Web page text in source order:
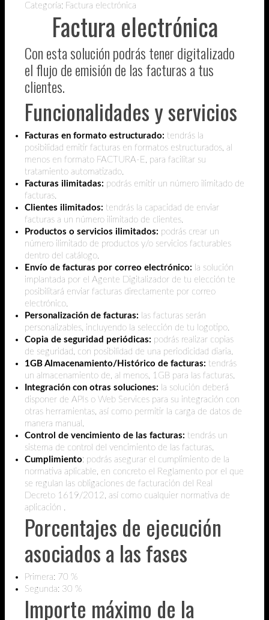
Categoría: Factura electrónica
Factura electrónica
Con esta solución podrás tener digitalizado
el flujo de emisión de las facturas a tus
clientes.
Funcionalidades y servicios
Facturas en formato estructurado: tendrás la
posibilidad emitir facturas en formatos estructurados, al
menos en formato FACTURA-E, para facilitar su
tratamiento automatizado.
Facturas ilimitadas: podrás emitir un número ilimitado de
facturas.
Clientes ilimitados: tendrás la capacidad de enviar
facturas a un número ilimitado de clientes.
Productos o servicios ilimitados: podrás crear un
número ilimitado de productos y/o servicios facturables
dentro del catálogo.
Envío de facturas por correo electrónico: la solución
implantada por el Agente Digitalizador de tu elección te
posibilitará enviar facturas directamente por correo
electrónico.
Personalización de facturas: las facturas serán
personalizables, incluyendo la selección de tu logotipo.
Copia de seguridad periódicas: podrás realizar copias
de seguridad, con posibilidad de una periodicidad diaria.
1GB Almacenamiento/Histórico de facturas: tendrás
un almacenamiento de, al menos, 1GB para las facturas.
Integración con otras soluciones: la solución deberá
disponer de APIs o Web Services para su integración con
otras herramientas, así como permitir la carga de datos de
manera manual.
Control de vencimiento de las facturas: tendrás un
sistema de control del vencimiento de las facturas.
Cumplimiento: podrás asegurar el cumplimiento de la
normativa aplicable, en concreto el Reglamento por el que
se regulan las obligaciones de facturación del Real
Decreto 1619/2012, así como cualquier normativa de
aplicación .
Porcentajes de ejecución
asociados a las fases
Primera: 70 %
Segunda: 30 %
Importe máximo de la